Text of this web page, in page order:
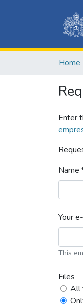
Home
Enter
Name
Your
This
Files
All